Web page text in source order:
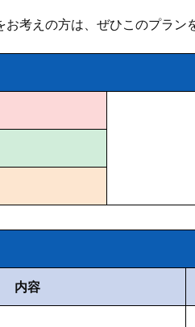
考えの方は、ぜひこのプラン
内容